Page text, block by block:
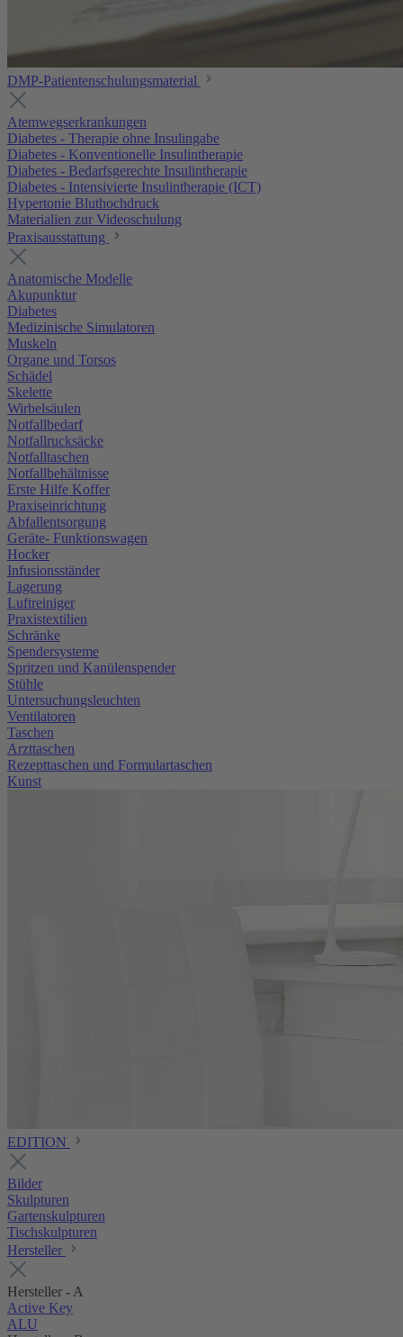
DMP-Patientenschulungsmaterial
Atemwegserkrankungen
Diabetes - Therapie ohne Insulingabe
Diabetes - Konventionelle Insulintherapie
Diabetes - Bedarfsgerechte Insulintherapie
Diabetes - Intensivierte Insulintherapie (ICT)
Hypertonie Bluthochdruck
Materialien zur Videoschulung
Praxisausstattung
Anatomische Modelle
Akupunktur
Diabetes
Medizinische Simulatoren
Muskeln
Organe und Torsos
Schädel
Skelette
Wirbelsäulen
Notfallbedarf
Notfallrucksäcke
Notfalltaschen
Notfallbehältnisse
Erste Hilfe Koffer
Praxiseinrichtung
Abfallentsorgung
Geräte- Funktionswagen
Hocker
Infusionsständer
Lagerung
Luftreiniger
Praxistextilien
Schränke
Spendersysteme
Spritzen und Kanülenspender
Stühle
Untersuchungsleuchten
Ventilatoren
Taschen
Arzttaschen
Rezepttaschen und Formulartaschen
Kunst
EDITION
Bilder
Skulpturen
Gartenskulpturen
Tischskulpturen
Hersteller
Hersteller - A
Active Key
ALU